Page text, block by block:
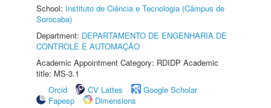
School: Instituto de Ciência e Tecnologia (Câmpus de
Sorocaba)
Department: DEPARTAMENTO DE ENGENHARIA DE
CONTROLE E AUTOMAÇÃO
Academic Appointment Category: RDIDP Academic
title: MS-3.1
Orcid
CV Lattes
Google Scholar
Fapesp
Dimensions